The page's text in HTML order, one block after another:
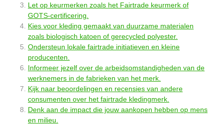
Let op keurmerken zoals het Fairtrade keurmerk of
GOTS-certificering.
Kies voor kleding gemaakt van duurzame materialen
zoals biologisch katoen of gerecycled polyester.
Ondersteun lokale fairtrade initiatieven en kleine
producenten.
Informeer jezelf over de arbeidsomstandigheden van de
werknemers in de fabrieken van het merk.
Kijk naar beoordelingen en recensies van andere
consumenten over het fairtrade kledingmerk.
Denk aan de impact die jouw aankopen hebben op mens
en milieu.